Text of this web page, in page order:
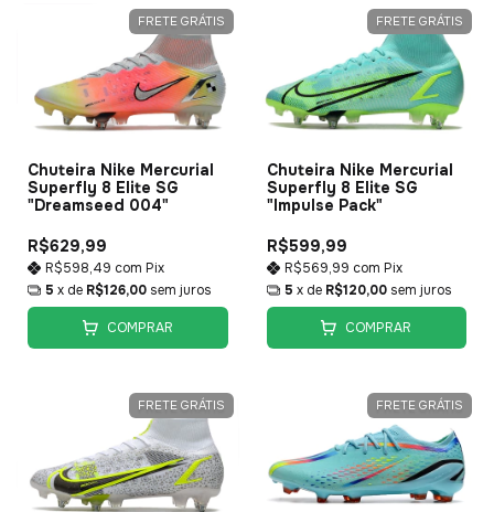
FRETE GRÁTIS
Chuteira Nike Mercurial
Superfly 8 Elite SG
"Dreamseed 004"
R$629,99
R$598,49 com Pix
5 x de R$126,00 sem juros
COMPRAR
FRETE GRÁTIS
Chuteira Nike Mercurial
Superfly 8 Elite SG
"Impulse Pack"
R$599,99
R$569,99 com Pix
5 x de R$120,00 sem juros
COMPRAR
FRETE GRÁTIS FRETE GRÁTIS